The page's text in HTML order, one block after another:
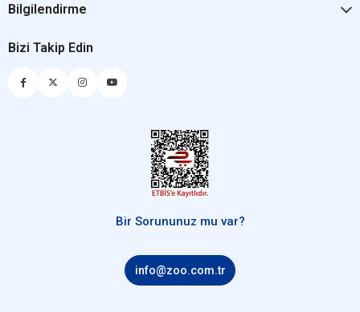
Bilgilendirme
Bizi Takip Edin
Bir Sorununuz mu var?
info@zoo.com.tr